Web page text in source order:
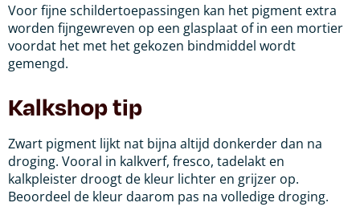
Voor fijne schildertoepassingen kan het pigment extra
worden fijngewreven op een glasplaat of in een mortier
voordat het met het gekozen bindmiddel wordt
gemengd.
Kalkshop tip
Zwart pigment lijkt nat bijna altijd donkerder dan na
droging. Vooral in kalkverf, fresco, tadelakt en
kalkpleister droogt de kleur lichter en grijzer op.
Beoordeel de kleur daarom pas na volledige droging.